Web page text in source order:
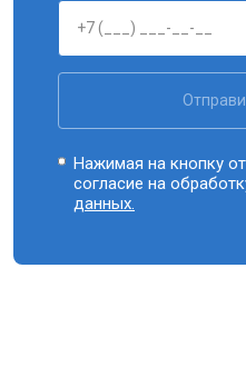
Нажимая на кнопку
согласие на
данных.